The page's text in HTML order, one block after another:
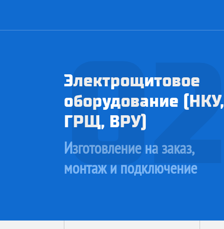
02
Электрощитовое
оборудование (НКУ,
ГРЩ, ВРУ)
Изготовление на заказ,
монтаж и подключение